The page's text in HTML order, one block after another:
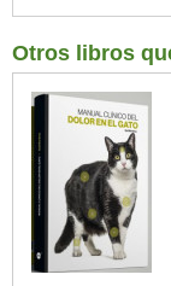
Otros libros